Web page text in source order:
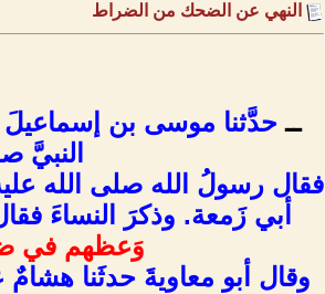
النهي عن الضحك من الضراط
ــحدَّثنا موسى بن إسماعيلَ
النبيَّ
فقال رسولُ الله صلى الله
أبي زَمعة. وذكرَ النساءَ
وَعظهم في
وقال أبو معاويةَ حدثَنا